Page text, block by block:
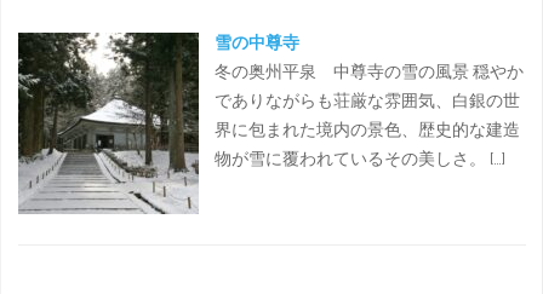
雪の中尊寺
冬の奥州平泉 中尊寺の雪の風景 穏やか
でありながらも荘厳な雰囲気、白銀の世
界に包まれた境内の景色、歴史的な建造
物が雪に覆われているその美しさ。 […]